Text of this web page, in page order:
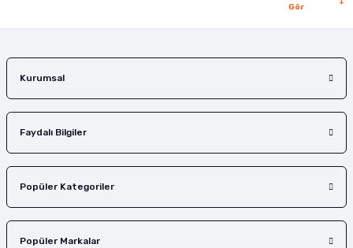
Gör
Kurumsal
Faydalı Bilgiler
Popüler Kategoriler
Popüler Markalar